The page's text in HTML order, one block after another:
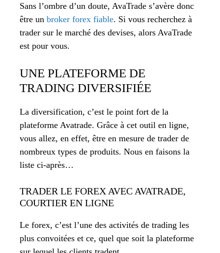
Sans l’ombre d’un doute, AvaTrade s’avère donc
être un broker forex fiable. Si vous recherchez à
trader sur le marché des devises, alors AvaTrade
est pour vous.
UNE PLATEFORME DE
TRADING DIVERSIFIÉE
La diversification, c’est le point fort de la
plateforme Avatrade. Grâce à cet outil en ligne,
vous allez, en effet, être en mesure de trader de
nombreux types de produits. Nous en faisons la
liste ci-après…
TRADER LE FOREX AVEC AVATRADE,
COURTIER EN LIGNE
Le forex, c’est l’une des activités de trading les
plus convoitées et ce, quel que soit la plateforme